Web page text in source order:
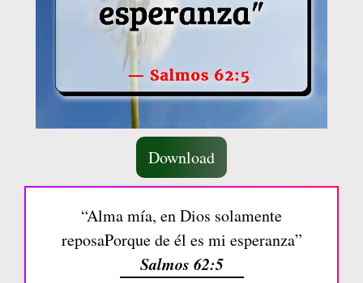
Download
“Alma mía, en Dios solamente
reposaPorque de él es mi esperanza”
Salmos 62:5